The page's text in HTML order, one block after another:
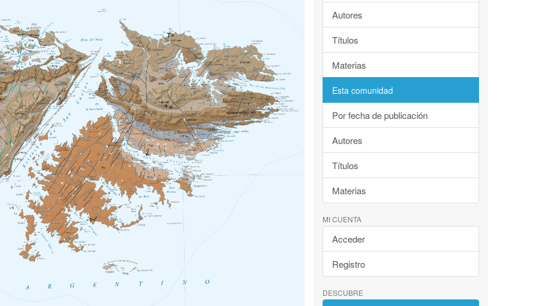
Autores
Títulos
Materias
Esta comunidad
Por fecha de publicación
Autores
Títulos
Materias
MI CUENTA
Acceder
Registro
DESCUBRE